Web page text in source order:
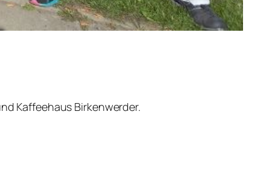
Kaffeehaus Birkenwerder.